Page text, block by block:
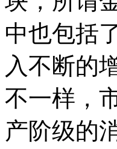
中也包括
入不断的
不一样，
产阶级的